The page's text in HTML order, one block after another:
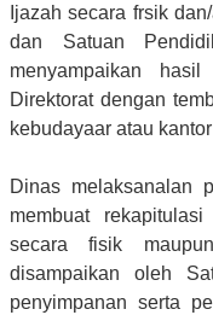
Ijazah secara frsik
dan Satuan
menyampaikan
Direktorat dengan
kebudayaar atau
Dinas melaksanalan
membuat
secara fisik
disampaikan oleh
penyimpanan serta